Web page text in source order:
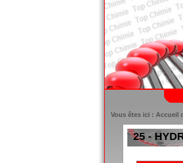
Vous êtes ici : Accueil
25 -